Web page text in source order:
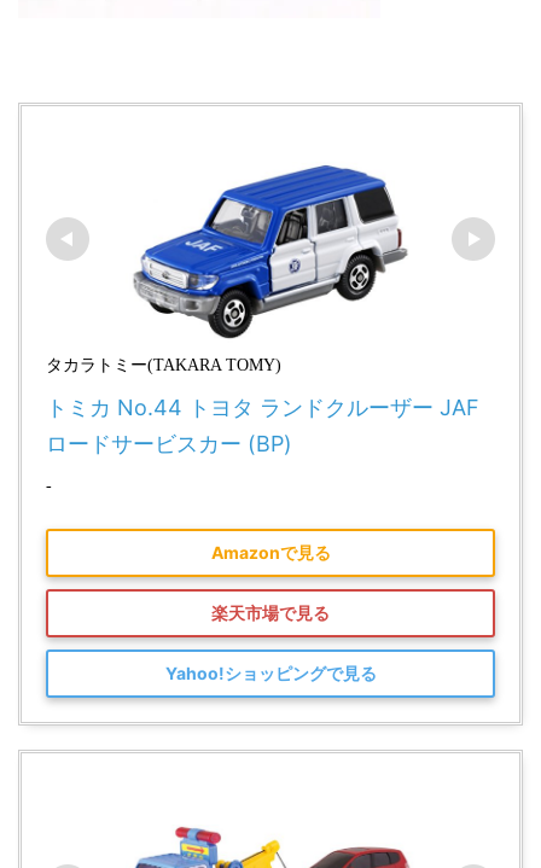
タカラトミー(TAKARA TOMY)
トミカ No.44 トヨタ ランドクルーザー JAF
ロードサービスカー (BP)
-
Amazonで見る
楽天市場で見る
Yahoo!ショッピングで見る